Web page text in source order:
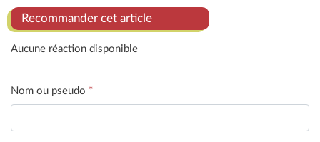
Recommander cet article
Aucune réaction disponible
Nom ou pseudo *